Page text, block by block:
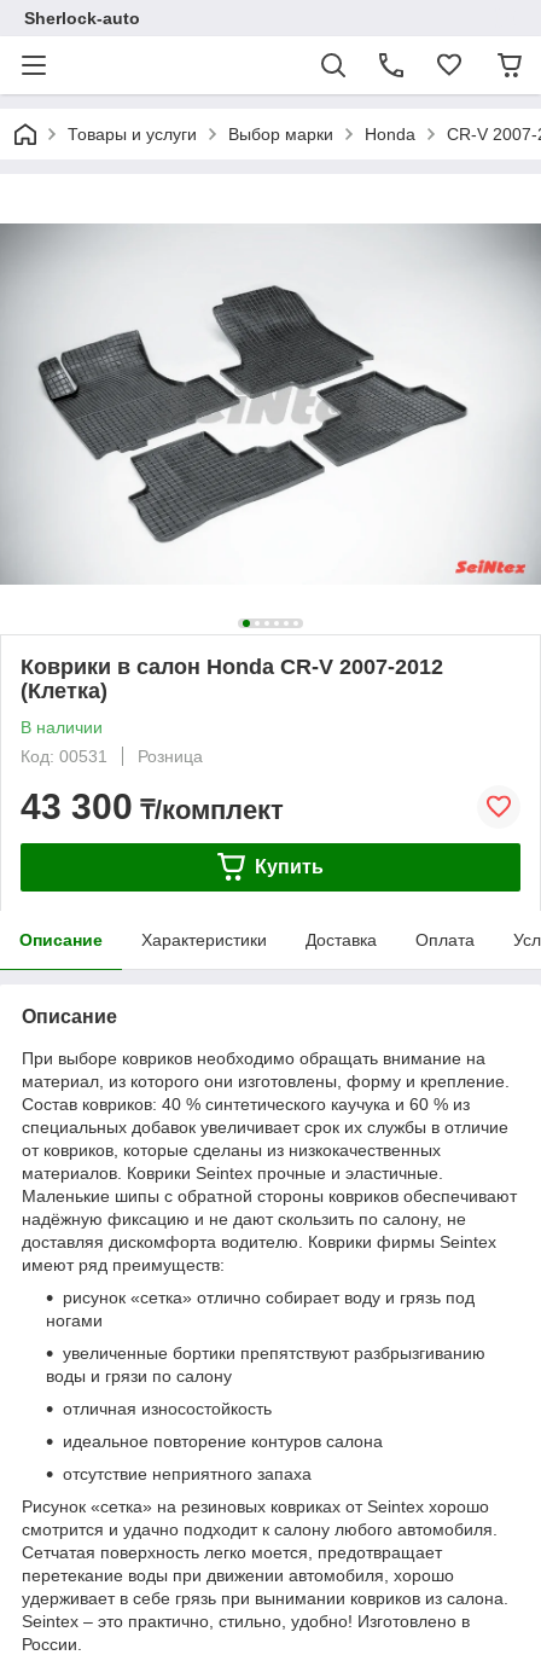
Sherlock-auto
Товары и услуги Выбор марки Honda CR-V
Коврики в салон Honda CR-V 2007-2012
(Клетка)
В наличии
Код: 00531
Розница
43 300 ₸/комплект
Купить
Описание Характеристики Доставка Оплата
Описание
При выборе ковриков необходимо обращать внимание на
материал, из которого они изготовлены, форму и крепление.
Состав ковриков: 40 % синтетического каучука и 60 % из
специальных добавок увеличивает срок их службы в отличие
от ковриков, которые сделаны из низкокачественных
материалов. Коврики Seintex прочные и эластичные.
Маленькие шипы с обратной стороны ковриков обеспечивают
надёжную фиксацию и не дают скользить по салону, не
доставляя дискомфорта водителю. Коврики фирмы Seintex
имеют ряд преимуществ:
рисунок «сетка» отлично собирает воду и грязь под
ногами
увеличенные бортики препятствуют разбрызгиванию
воды и грязи по салону
отличная износостойкость
идеальное повторение контуров салона
отсутствие неприятного запаха
Рисунок «сетка» на резиновых ковриках от Seintex хорошо
смотрится и удачно подходит к салону любого автомобиля.
Сетчатая поверхность легко моется, предотвращает
перетекание воды при движении автомобиля, хорошо
удерживает в себе грязь при вынимании ковриков из салона.
Seintex – это практично, стильно, удобно! Изготовлено в
России.